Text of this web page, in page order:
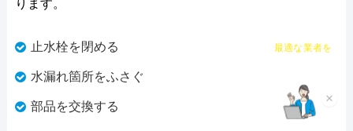
ります。
止水栓を閉める
水漏れ箇所をふさぐ
部品を交換する ×
チャット診断で
最適な業者を